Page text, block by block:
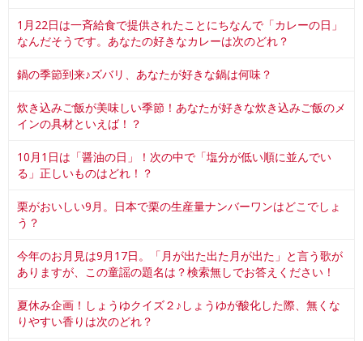
1月22日は一斉給食で提供されたことにちなんで「カレーの日」
なんだそうです。あなたの好きなカレーは次のどれ？
鍋の季節到来♪ズバリ、あなたが好きな鍋は何味？
炊き込みご飯が美味しい季節！あなたが好きな炊き込みご飯のメ
インの具材といえば！？
10月1日は「醤油の日」！次の中で「塩分が低い順に並んでい
る」正しいものはどれ！？
栗がおいしい9月。日本で栗の生産量ナンバーワンはどこでしょ
う？
今年のお月見は9月17日。「月が出た出た月が出た」と言う歌が
ありますが、この童謡の題名は？検索無しでお答えください！
夏休み企画！しょうゆクイズ２♪しょうゆが酸化した際、無くな
りやすい香りは次のどれ？